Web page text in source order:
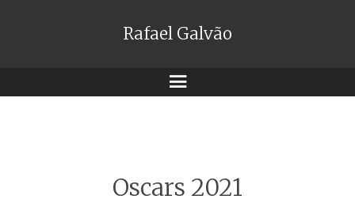
Rafael Galvão
Menu
Oscars 2021